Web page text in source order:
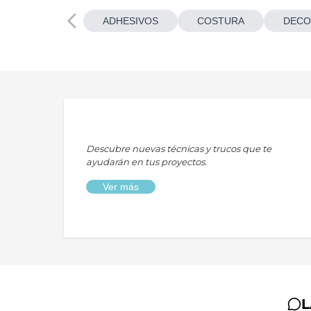
ADHESIVOS COSTURA
Descubre nuevas técnicas y trucos que te
ayudarán en tus proyectos.
Ver más